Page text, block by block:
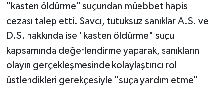
"kasten öldürme" suçundan müebbet hapis
cezası talep etti. Savcı, tutuksuz sanıklar A.S. ve
D.S. hakkında ise "kasten öldürme" suçu
kapsamında değerlendirme yaparak, sanıkların
olayın gerçekleşmesinde kolaylaştırıcı rol
üstlendikleri gerekçesiyle "suça yardım etme"